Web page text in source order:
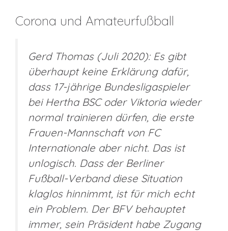
Corona und Amateurfußball
Gerd Thomas (Juli 2020): Es gibt
überhaupt keine Erklärung dafür,
dass 17-jährige Bundesligaspieler
bei Hertha BSC oder Viktoria wieder
normal trainieren dürfen, die erste
Frauen-Mannschaft von FC
Internationale aber nicht. Das ist
unlogisch. Dass der Berliner
Fußball-Verband diese Situation
klaglos hinnimmt, ist für mich echt
ein Problem. Der BFV behauptet
immer, sein Präsident habe Zugang